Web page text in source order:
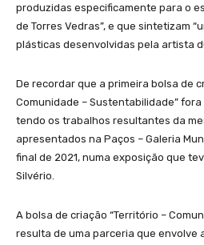
produzidas especificamente para o
de Torres Vedras”, e que sintetizam
plásticas desenvolvidas pela artista
De recordar que a primeira bolsa de
Comunidade – Sustentabilidade”
tendo os trabalhos resultantes da
apresentados na Paços – Galeria
final de 2021, numa exposição que
Silvério.
A bolsa de criação “Território –
resulta de uma parceria que envolve